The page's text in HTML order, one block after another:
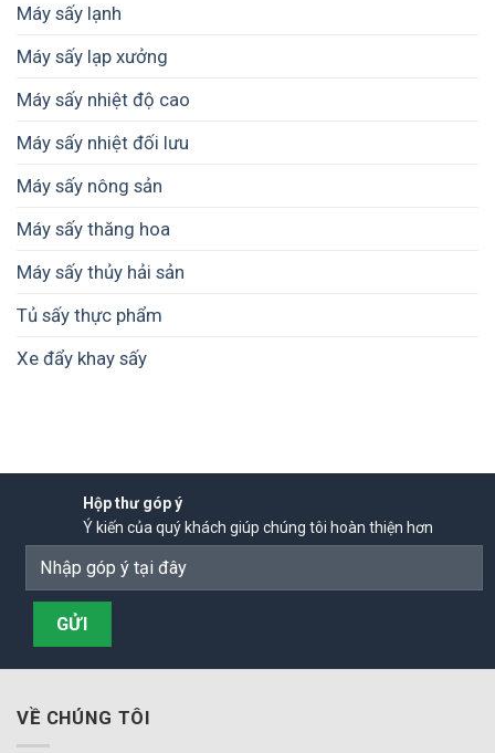
Máy sấy lạnh
Máy sấy lạp xưởng
Máy sấy nhiệt độ cao
Máy sấy nhiệt đối lưu
Máy sấy nông sản
Máy sấy thăng hoa
Máy sấy thủy hải sản
Tủ sấy thực phẩm
Xe đẩy khay sấy
Hộp thư góp ý
Ý kiến của quý khách giúp chúng tôi hoàn thiện hơn
VỀ CHÚNG TÔI